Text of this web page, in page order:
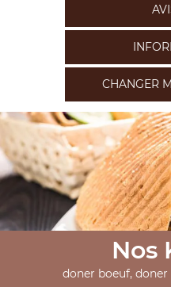
CHANGER
Nos
doner boeuf,